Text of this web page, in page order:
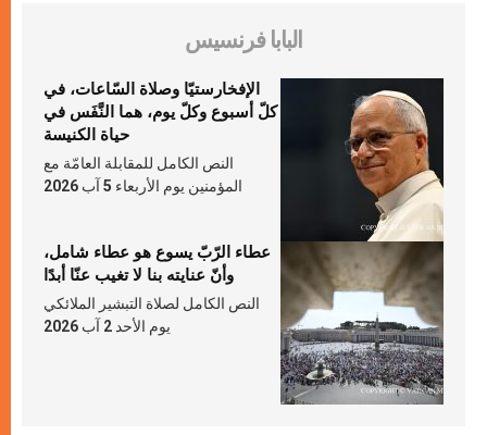
البابا فرنسيس
الإفخارستيّا وصلاة السّاعات، في
كلّ أسبوع وكلّ يوم، هما النَّفَس في
حياة الكنيسة
النص الكامل للمقابلة العامّة مع
المؤمنين يوم الأربعاء 5 آب 2026
عطاء الرّبّ يسوع هو عطاء شامل،
وأنّ عنايته بنا لا تغيب عنّا أبدًا
النص الكامل لصلاة التبشير الملائكي
يوم الأحد 2 آب 2026